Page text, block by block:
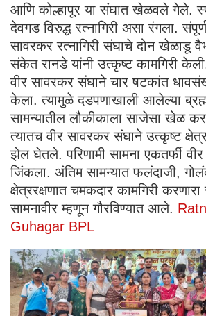
आणि कोल्हापूर या संघात खेळवले गेले.
देवगड विरुद्ध रत्नागिरी असा रंगला.
सावरकर रत्नागिरी संघाचे दोन खेळाडू
संकेत रानडे यांनी उत्कृष्ट कामगिरी
वीर सावरकर संघाने चार षटकांत
केला. त्यामुळे दडपणाखाली आलेल्या
सामन्यातील लौकीकाला साजेसा खेळ
त्यातच वीर सावरकर संघाने उत्कृष्ट
झेल घेतले. परिणामी सामना एकतर्फी
जिंकला. अंतिम सामन्यात फलंदाजी,
क्षेत्ररक्षणात चमकदार कामगिरी
सामनावीर म्हणून गौरविण्यात आले.
Guhagar BPL